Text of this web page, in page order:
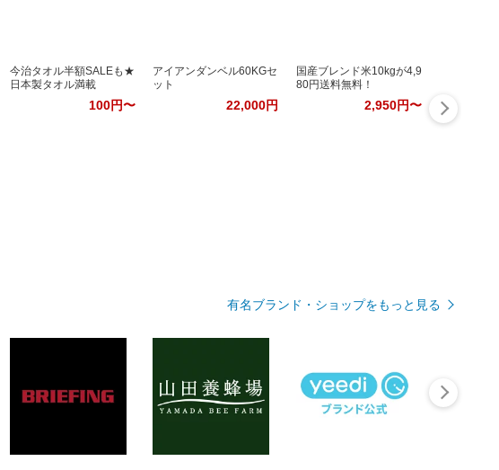
今治タオル半額SALEも★
日本製タオル満載
100円〜
アイアンダンベル60KGセ
ット
22,000円
国産ブレンド米10kgが4,9
80円送料無料！
2,950円〜
有名ブランド・ショップをもっと見る